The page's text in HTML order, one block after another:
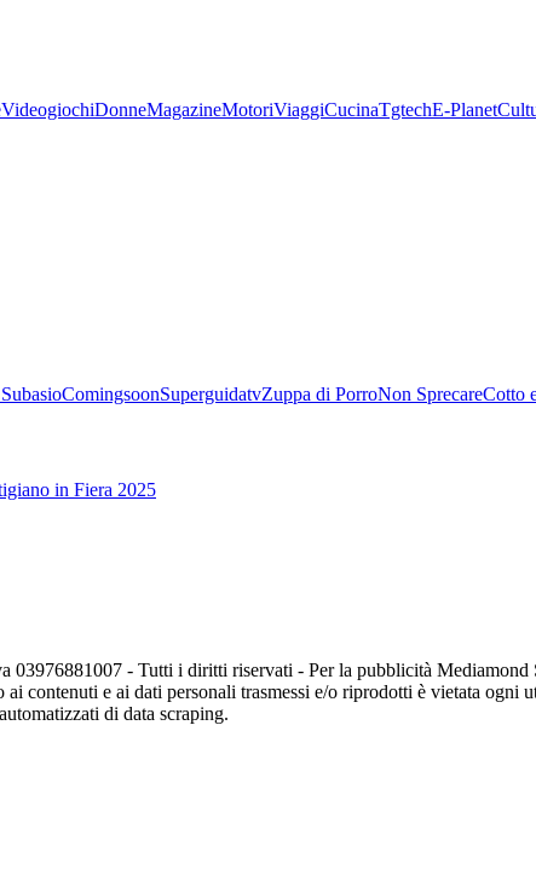
VideogiochiDonneMagazineMotoriViaggiCucinaTgtechE-Planet
ComingsoonSuperguidatvZuppa di PorroNon SprecareCotto
in Fiera 2025
03976881007 - Tutti i diritti riservati - Per la pubblicità
ai contenuti e ai dati personali trasmessi e/o riprodotti è vietata ogni
di data scraping.